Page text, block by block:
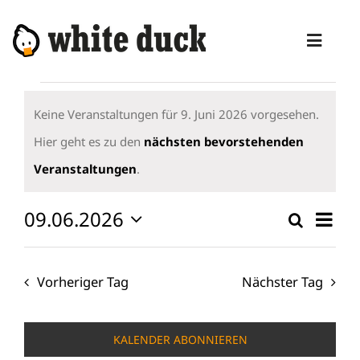
Inhalt
KOMPETENZEN
DIENSTLEISTUNGEN
PRODUKTE
ABOUT
für
9.
Juni
Hinweis
Keine Veranstaltungen für 9. Juni 2026 vorgesehen.
Hier geht es zu den nächsten bevorstehenden
Veranstaltungen.
Suche
und
Suche
Tag
09.06.2026
Datum
Vorheriger Tag Nächster Tag
KALENDER ABONNIEREN